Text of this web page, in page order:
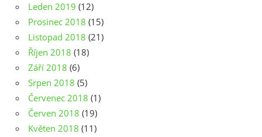
Leden 2019 (12)
Prosinec 2018 (15)
Listopad 2018 (21)
Říjen 2018 (18)
Září 2018 (6)
Srpen 2018 (5)
Červenec 2018 (1)
Červen 2018 (19)
Květen 2018 (11)